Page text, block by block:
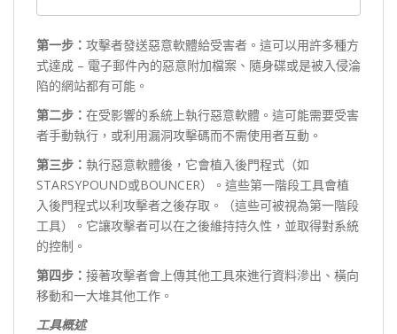
第一步： 攻擊者發送惡意軟體給受害者。這可以用許多種方
式達成 – 電子郵件內的惡意附加檔案、隨身碟或是被入侵淪
陷的網站都有可能。
第二步： 在受影響的系統上執行惡意軟體。這可能需要受害
者手動執行，或利用漏洞攻擊碼而不需使用者互動。
第三步： 執行惡意軟體後，它會植入後門程式（如
STARSYPOUND或BOUNCER）。這些第一階段工具會植
入後門程式以利攻擊者之後存取。（這些可被視為第一階段
工具）。它讓攻擊者可以在之後維持持久性，並取得對系統
的控制。
第四步： 接著攻擊者會上傳其他工具來進行資料滲出、橫向
移動和一大堆其他工作。
工具概述